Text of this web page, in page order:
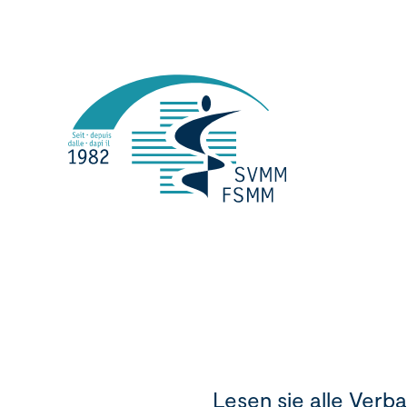
Lesen sie alle